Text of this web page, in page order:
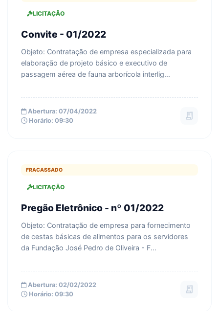
LICITAÇÃO
Convite - 01/2022
Objeto: Contratação de empresa especializada para
elaboração de projeto básico e executivo de
passagem aérea de fauna arborícola interlig...
Abertura: 07/04/2022
Horário: 09:30
receipt_long
FRACASSADO
LICITAÇÃO
Pregão Eletrônico - nº 01/2022
Objeto: Contratação de empresa para fornecimento
de cestas básicas de alimentos para os servidores
da Fundação José Pedro de Oliveira - F...
Abertura: 02/02/2022
Horário: 09:30
receipt_long